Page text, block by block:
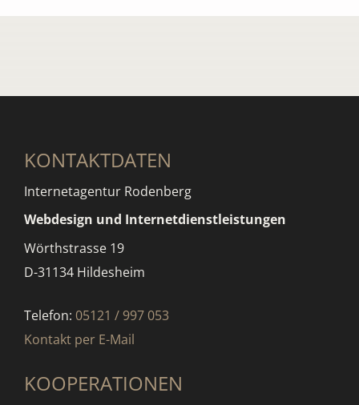
KONTAKTDATEN
Internetagentur Rodenberg
Webdesign und Internetdienstleistungen
Wörthstrasse 19
D-31134 Hildesheim
Telefon: 05121 / 997 053
Kontakt per E-Mail
KOOPERATIONEN